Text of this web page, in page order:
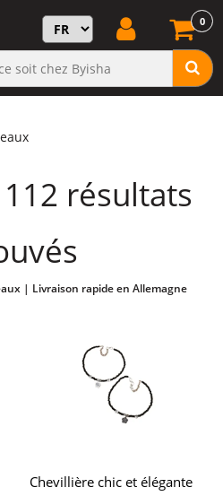
0
résultats
| Livraison rapide en Allemagne
Chevillière chic et élégante